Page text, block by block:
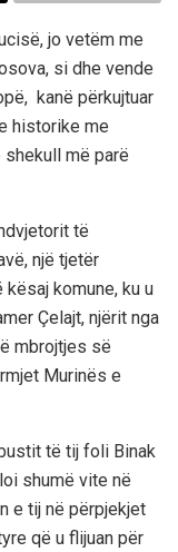
jo vetëm me
si dhe vende
kanë përkujtuar
historike me
më parë
të
një tjetër
komune, ku u
Çelajt, njërit nga
mbrojtjes së
Murinës e
të tij foli Binak
shumë vite në
e tij në përpjekjet
që u flijuan për